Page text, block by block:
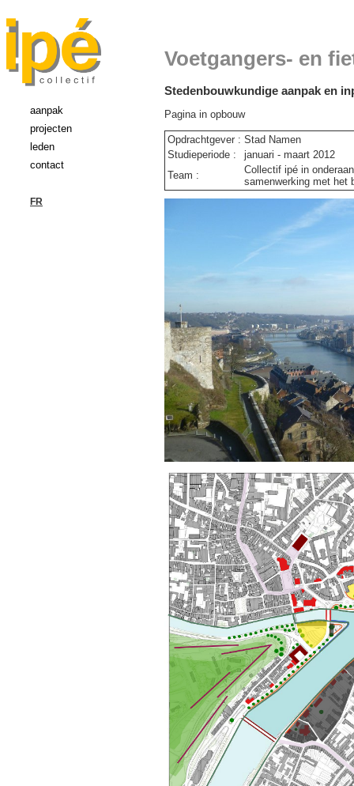
aanpak
projecten
leden
contact
FR
Voetgangers- en
Stedenbouwkundige aanpak en
Pagina in opbouw
Opdrachtgever : Stad Namen
Studieperiode :
januari - maart 2012
Team :
Collectif ipé in
samenwerking met het